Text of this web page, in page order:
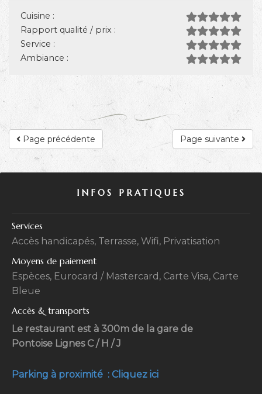
Cuisine :
Rapport qualité / prix :
Service :
Ambiance :
Page suivante
Page précédente
INFOS PRATIQUES
Services
Accès handicapés, Terrasse, Wifi, Privatisation
Moyens de paiement
Espèces, Eurocard / Mastercard, Carte Visa, Carte
Bleue
Accès & transports
Le restaurant est à 300m de la gare de
Pontoise Lignes C / H / J
Parking à proximité : Cliquez ici